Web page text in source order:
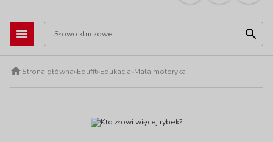
Strona główna»Edufit»Edukacja»Mała motoryka